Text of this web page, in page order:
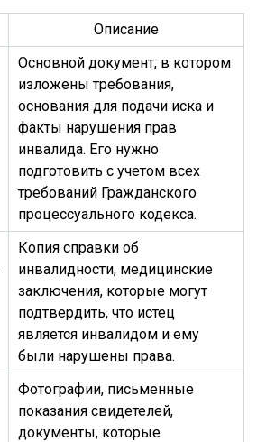
Описание
Основной документ, в котором
изложены требования,
основания для подачи иска и
факты нарушения прав
инвалида. Его нужно
подготовить с учетом всех
требований Гражданского
процессуального кодекса.
Копия справки об
инвалидности, медицинские
заключения, которые могут
подтвердить, что истец
является инвалидом и ему
были нарушены права.
Фотографии, письменные
показания свидетелей,
документы, которые